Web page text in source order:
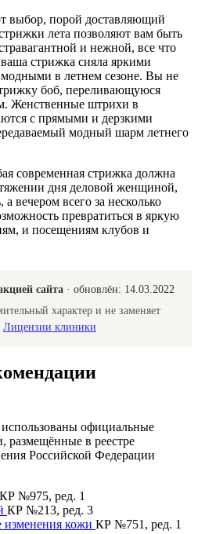
выбор, порой доставляющий
лета позволяют вам быть
и нежной, все что
стрижка сияла яркими
в летнем сезоне. Вы не
боб, переливающуюся
Женственные штрихи в
с прямыми и дерзкими
модный шарм летнего
современная стрижка должна
дня деловой женщиной,
вечером всего за несколько
превратиться в яркую
и посещениям клубов и
сайта · обновлён: 14.03.2022
характер и не заменяет
Лицензии клиники
официальные
размещённые в реестре
Российской Федерации
КР №975, ред. 1
КР №213, ред. 3
изменения кожи КР №751, ред. 1